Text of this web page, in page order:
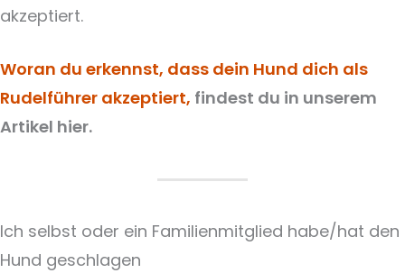
akzeptiert.
Woran du erkennst, dass dein Hund dich als
Rudelführer akzeptiert, findest du in unserem
Artikel hier.
Ich selbst oder ein Familienmitglied habe/hat den
Hund geschlagen